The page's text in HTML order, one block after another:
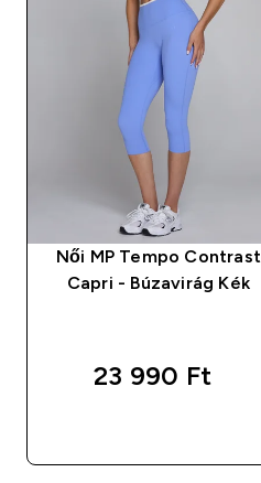
Női MP Tempo Contrast
Capri - Búzavirág Kék
23 990 Ft‎